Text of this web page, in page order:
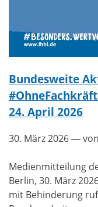
Bundesweite
24. April 2026
30. März 2026—
Medienmitteilung
Berlin, 30. März
mit Behinderung